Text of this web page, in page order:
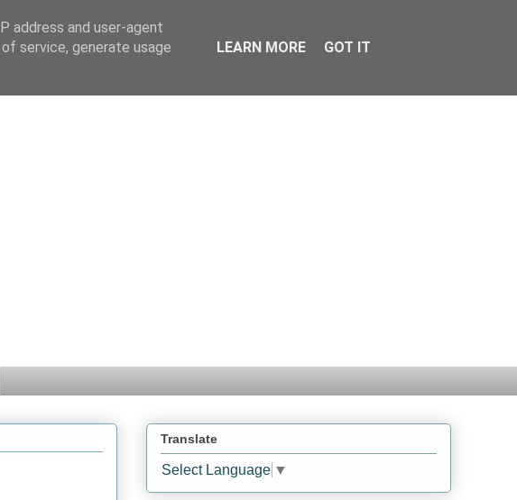
Translate
Select Language ▼
address and user-agent
service, generate usage
LEARN MORE GOT IT